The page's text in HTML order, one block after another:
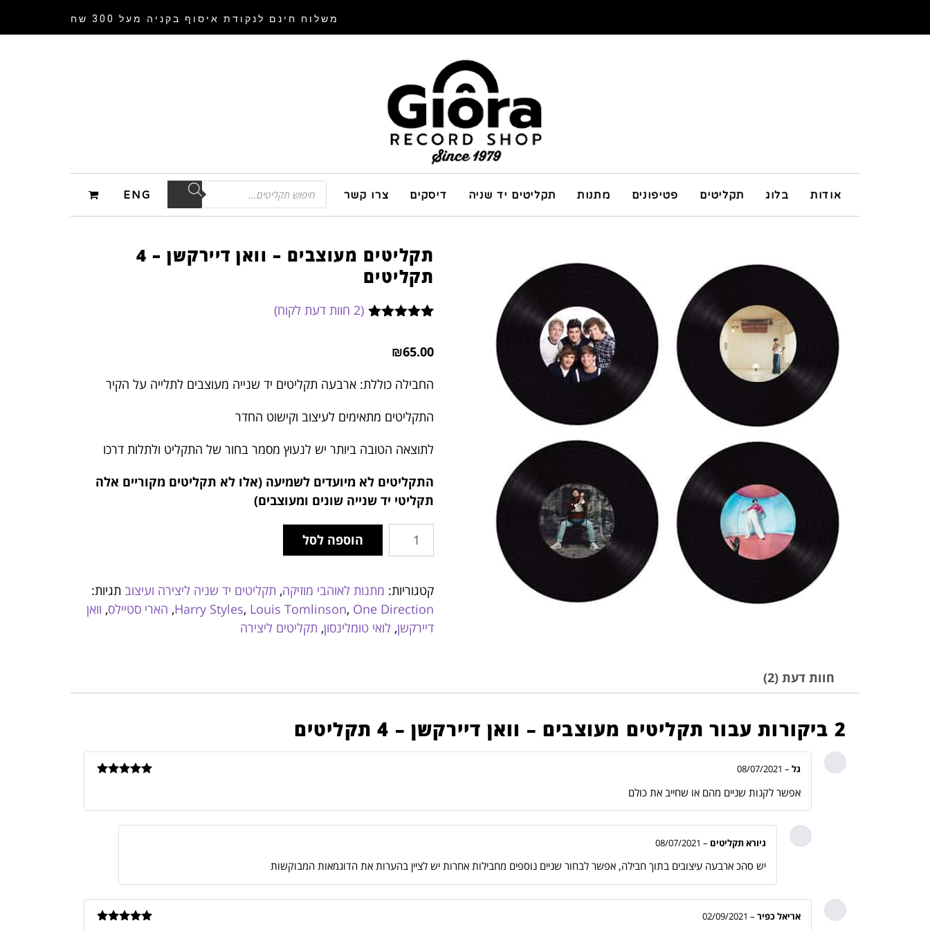
משלוח חינם לנקודת איסוף בקניה מעל 300 שח
אודות בלוג תקליטים פטיפונים מתנות תקליטים יד שניה דיסקים צרו קשר ENG
תקליטים מעוצבים – וואן דיירקשן – 4
תקליטים
מבוסס על
לקוחות
(
2 חוות דעת לקוח)
₪65.00
החבילה כוללת: ארבעה תקליטים יד שנייה מעוצבים לתלייה על הקיר
התקליטים מתאימים לעיצוב וקישוט החדר
לתוצאה הטובה ביותר יש לנעוץ מסמר בחור של התקליט ולתלות דרכו
התקליטים לא מיועדים לשמיעה (אלו לא תקליטים מקוריים אלה
תקליטי יד שנייה שונים ומעוצבים)
הוספה לסל
קטגוריות: מתנות לאוהבי מוזיקה, תקליטים יד שניה ליצירה ועיצוב תגיות:
Harry Styles, Louis Tomlinson, One Direction
, הארי סטיילס, וואן
דיירקשן, לואי טומלינסון, תקליטים ליצירה
חוות דעת (2)
2 ביקורות עבור תקליטים מעוצבים – וואן דיירקשן – 4 תקליטים
גל –
08/07/2021
אפשר לקנות שניים מהם או שחייב את כולם
גיורא תקליטים –
08/07/2021
יש סהכ ארבעה עיצובים בתוך חבילה, אפשר לבחור שניים נוספים מחבילות אחרות יש לציין בהערות את הדוגמאות המבוקשות
אריאל כפיר –
02/09/2021